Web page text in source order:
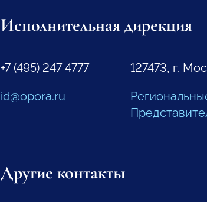
Исполнительная дирекция
+7 (495) 247 4777
id@opora.ru
127473, г.
Другие контакты